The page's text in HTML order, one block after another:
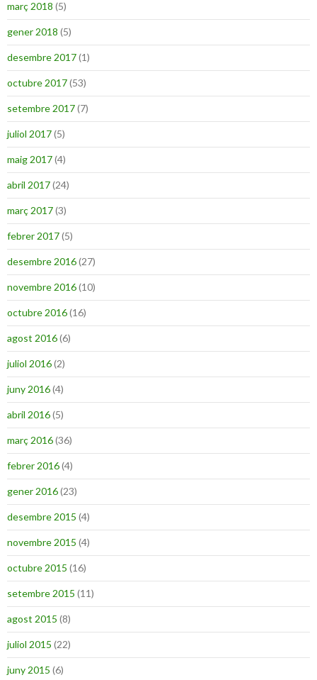
març 2018 (5)
gener 2018 (5)
desembre 2017(1)
octubre 2017(53)
setembre 2017(7)
juliol 2017(5)
maig 2017(4)
abril 2017(24)
març 2017(3)
febrer 2017(5)
desembre 2016(27)
novembre 2016(10)
octubre 2016(16)
agost 2016(6)
juliol 2016(2)
juny 2016(4)
abril 2016(5)
març 2016(36)
febrer 2016(4)
gener 2016(23)
desembre 2015 (4)
novembre 2015 (4)
octubre 2015 (16)
setembre 2015 (11)
agost 2015 (8)
juliol 2015 (22)
juny 2015 (6)